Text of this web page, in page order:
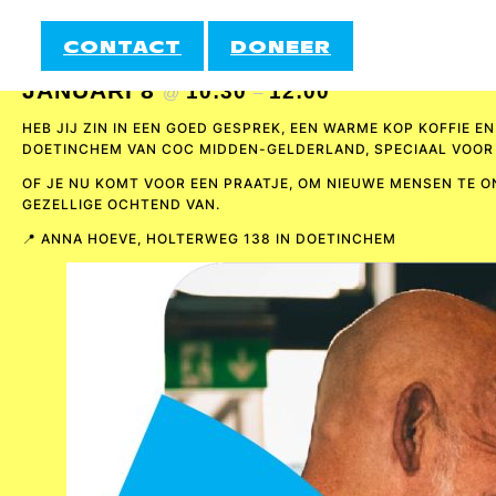
CONTACT DONEER
INFORMATIE
AUTIROZE
COCKTAIL
EMBRACE
INFORMATIE
DOE MEE!
ACTIVITEITEN
AGENDA
KOFFIEOCHTEND VOOR 50-PLUSSERS
JANUARI 8@10:30–12:00
HEB JIJ ZIN IN EEN GOED GESPREK, EEN WARME KOP KOFFIE
DOETINCHEM VAN COC MIDDEN-GELDERLAND, SPECIAAL
OF JE NU KOMT VOOR EEN PRAATJE, OM NIEUWE MENSEN TE
GEZELLIGE OCHTEND VAN.
📍 ANNA HOEVE, HOLTERWEG 138 IN DOETINCHEM